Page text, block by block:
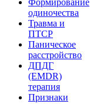
Формирование
одиночества
Травма и
ПТСР
Паническое
расстройство
ДПДГ
(EMDR)
терапия
Признаки